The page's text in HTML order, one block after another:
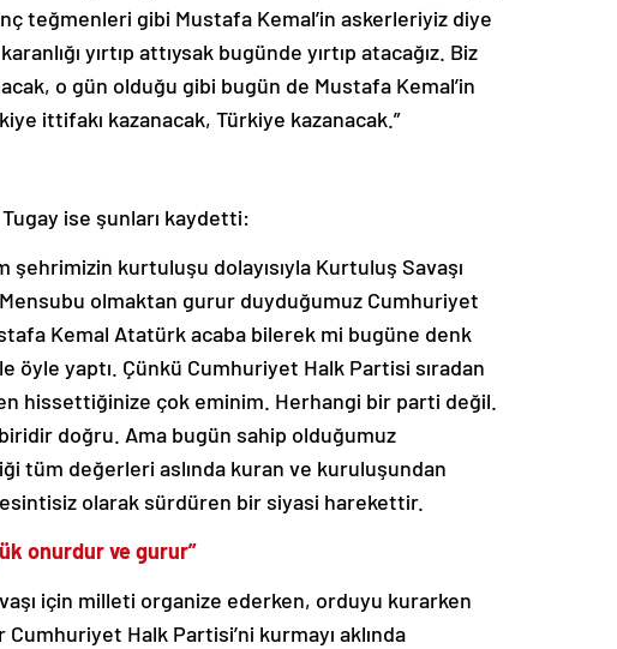
teğmenleri gibi Mustafa Kemal’in askerleriyiz diye
yırtıp attıysak bugünde yırtıp atacağız. Biz
o gün olduğu gibi bugün de Mustafa Kemal’in
ittifakı kazanacak, Türkiye kazanacak.”
ise şunları kaydetti:
şehrimizin kurtuluşu dolayısıyla Kurtuluş Savaşı
olmaktan gurur duyduğumuz Cumhuriyet
Kemal Atatürk acaba bilerek mi bugüne denk
yaptı. Çünkü Cumhuriyet Halk Partisi sıradan
hissettiğinize çok eminim. Herhangi bir parti değil.
doğru. Ama bugün sahip olduğumuz
tüm değerleri aslında kuran ve kuruluşundan
olarak sürdüren bir siyasi harekettir.
onurdur ve gurur”
için milleti organize ederken, orduyu kurarken
Halk Partisi’ni kurmayı aklında